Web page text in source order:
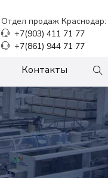
Отдел продаж Краснодар:
+7(903) 411 71 77
+7(861) 944 71 77
Контакты